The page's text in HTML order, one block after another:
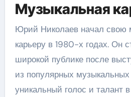
Музыкальная
Юрий Николаев начал свою
карьеру в 1980-х годах. Он
широкой публике после
из популярных
уникальный голос и талант